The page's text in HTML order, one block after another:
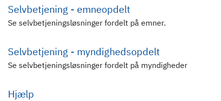
Selvbetjening - emneopdelt
Se selvbetjeningsløsninger fordelt på emner.
Selvbetjening - myndighedsopdelt
Se selvbetjeningsløsninger fordelt på myndigheder
Hjælp